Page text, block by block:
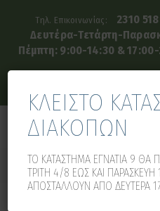
Τηλ. Επικοινωνίας: 2310
Δευτέρα-Τετάρτη-
Πέμπτη: 9:00-14:30 &
ΚΛΕΙΣΤΟ
ΔΙΑΚΟΠΩΝ
ΤΟ ΚΑΤΑΣΤΗΜΑ ΕΓΝΑΤΙΑ 9 ΘΑ
ΤΡΙΤΗ 4/8 ΕΩΣ ΚΑΙ
ΑΠΟΣΤΑΛΛΟΥΝ ΑΠΟ ΔΕΥΤΕΡΑ